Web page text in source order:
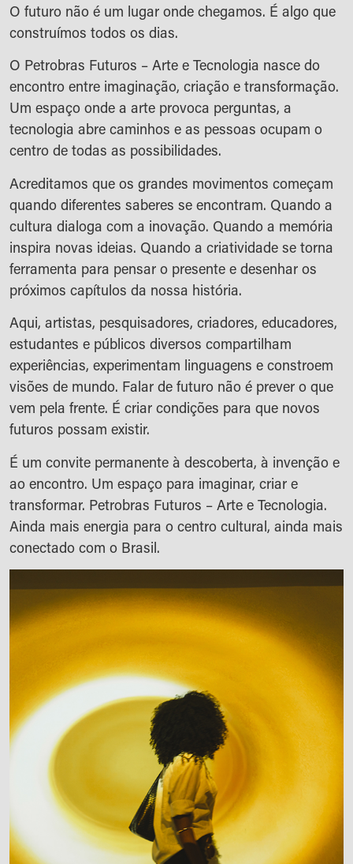
O futuro não é um lugar onde chegamos. É algo que
construímos todos os dias.
O Petrobras Futuros – Arte e Tecnologia nasce do
encontro entre imaginação, criação e transformação.
Um espaço onde a arte provoca perguntas, a
tecnologia abre caminhos e as pessoas ocupam o
centro de todas as possibilidades.
Acreditamos que os grandes movimentos começam
quando diferentes saberes se encontram. Quando a
cultura dialoga com a inovação. Quando a memória
inspira novas ideias. Quando a criatividade se torna
ferramenta para pensar o presente e desenhar os
próximos capítulos da nossa história.
Aqui, artistas, pesquisadores, criadores, educadores,
estudantes e públicos diversos compartilham
experiências, experimentam linguagens e constroem
visões de mundo. Falar de futuro não é prever o que
vem pela frente. É criar condições para que novos
futuros possam existir.
É um convite permanente à descoberta, à invenção e
ao encontro. Um espaço para imaginar, criar e
transformar. Petrobras Futuros – Arte e Tecnologia.
Ainda mais energia para o centro cultural, ainda mais
conectado com o Brasil.